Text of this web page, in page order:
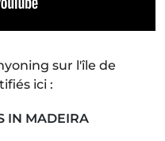
sur l'île de
ici :
IN MADEIRA